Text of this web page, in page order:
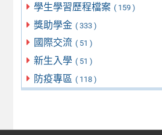
學生學習歷程檔案 ( 159 )
獎助學金 ( 333 )
國際交流 ( 51 )
新生入學 ( 51 )
防疫專區 ( 118 )